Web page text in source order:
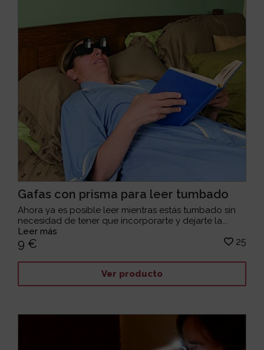
Gafas con prisma para leer tumbado
Ahora ya es posible leer mientras estás tumbado sin
necesidad de tener que incorporarte y dejarte la...
Leer más
9 € 25
Ver producto